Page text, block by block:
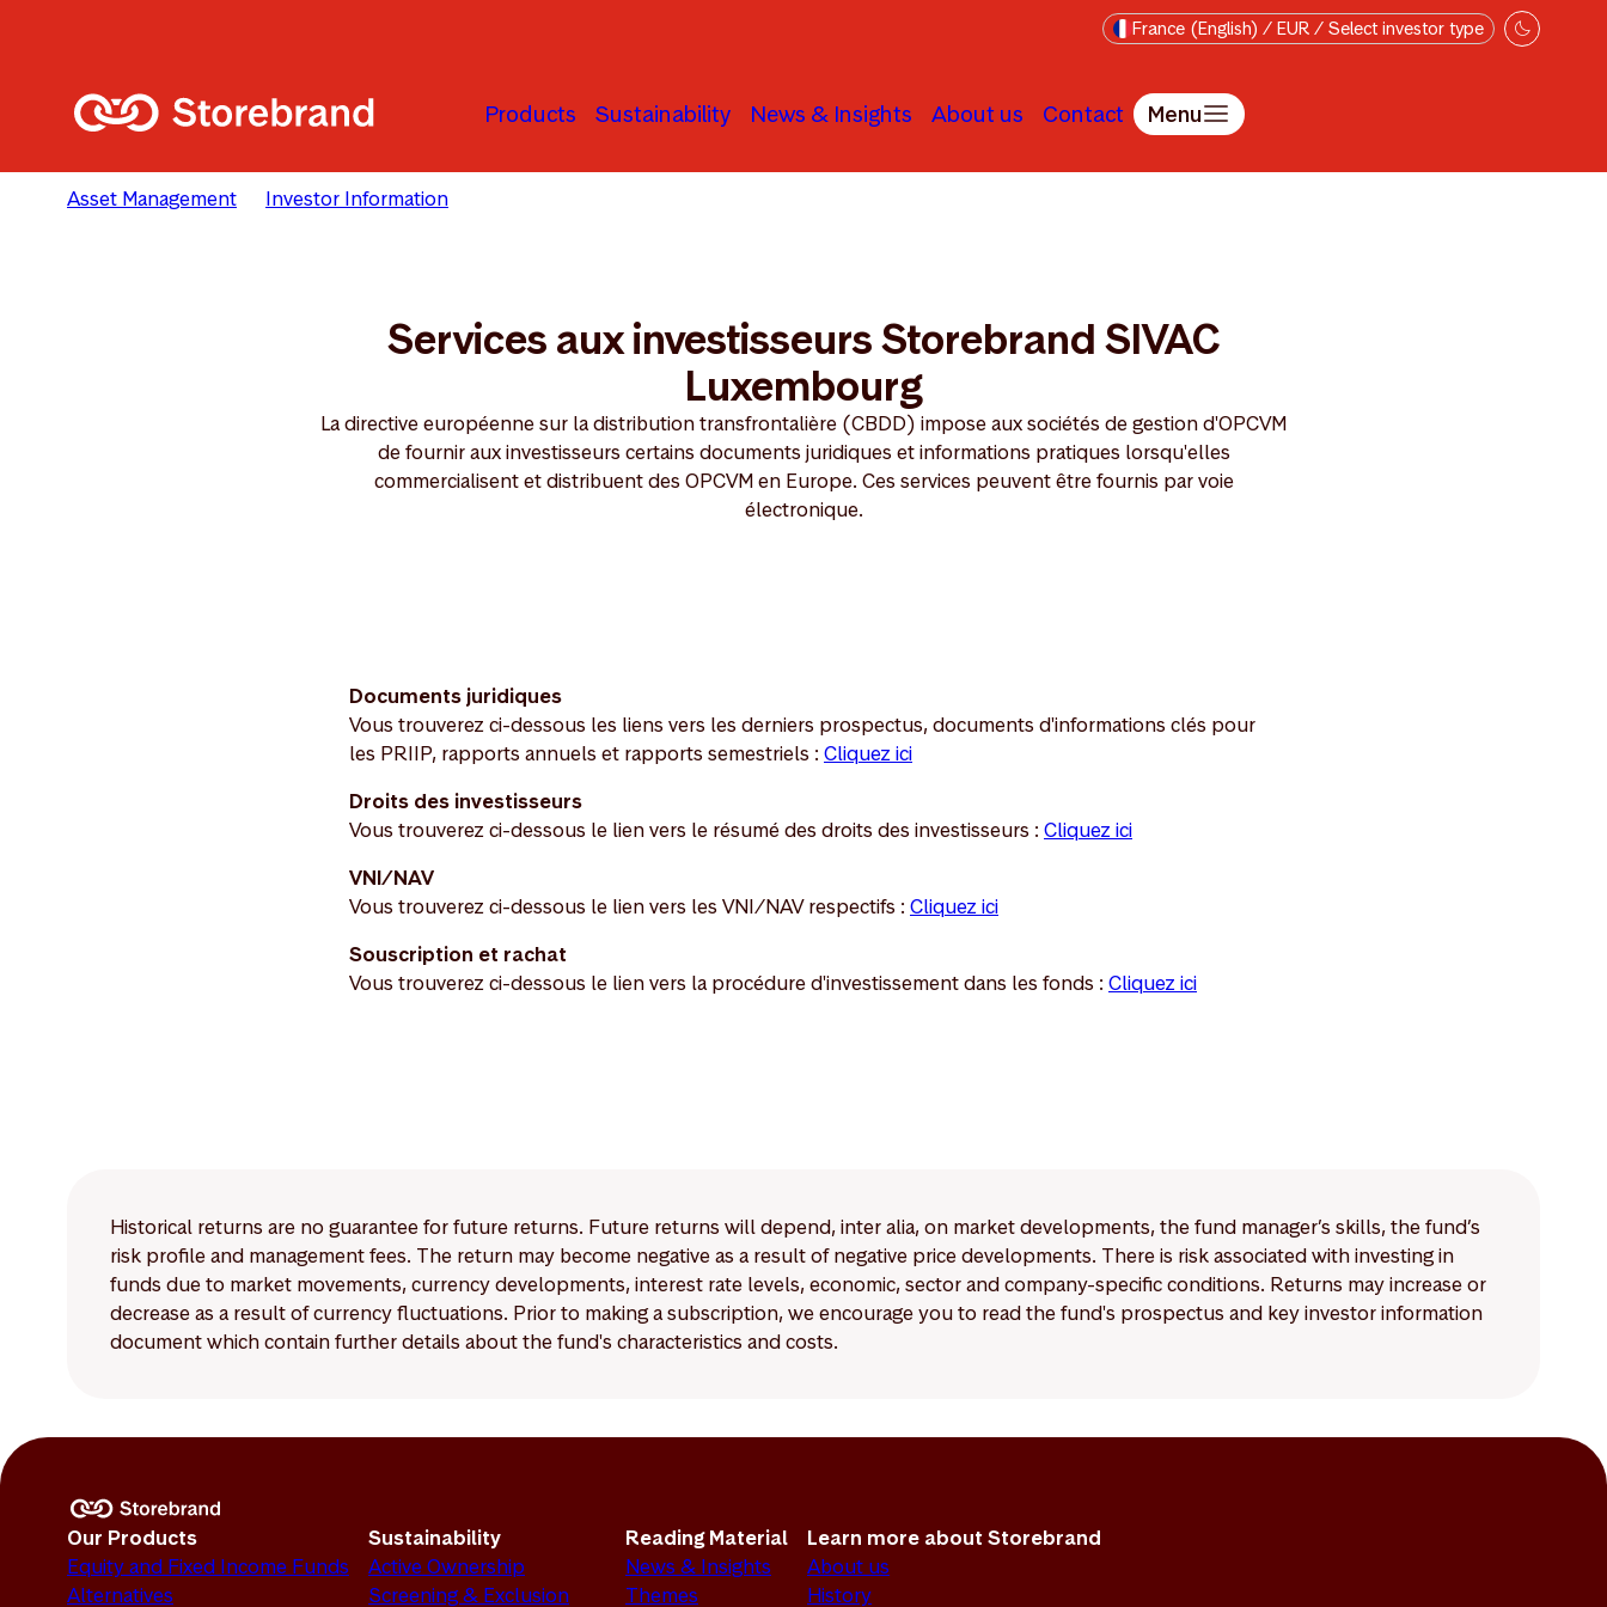
France (English) / EUR / Select investor type
Products Sustainability News & Insights About us Contact Menu
Asset Management Investor Information
Services aux investisseurs Storebrand SIVAC
Luxembourg
La directive européenne sur la distribution transfrontalière (CBDD) impose aux sociétés de gestion d'OPCVM
de fournir aux investisseurs certains documents juridiques et informations pratiques lorsqu'elles
commercialisent et distribuent des OPCVM en Europe. Ces services peuvent être fournis par voie
électronique.
Documents juridiques
Vous trouverez ci-dessous les liens vers les derniers prospectus, documents d'informations clés pour
les PRIIP, rapports annuels et rapports semestriels : Cliquez ici
Droits des investisseurs
Vous trouverez ci-dessous le lien vers le résumé des droits des investisseurs : Cliquez ici
VNI/NAV
Vous trouverez ci-dessous le lien vers les VNI/NAV respectifs : Cliquez ici
Souscription et rachat
Vous trouverez ci-dessous le lien vers la procédure d'investissement dans les fonds : Cliquez ici
Historical returns are no guarantee for future returns. Future returns will depend, inter alia, on market developments, the fund manager’s skills, the fund’s
risk profile and management fees. The return may become negative as a result of negative price developments. There is risk associated with investing in
funds due to market movements, currency developments, interest rate levels, economic, sector and company-specific conditions. Returns may increase or
decrease as a result of currency fluctuations. Prior to making a subscription, we encourage you to read the fund's prospectus and key investor information
document which contain further details about the fund's characteristics and costs.
Our Products
Equity and Fixed Income Funds
Alternatives
Sustainability
Active Ownership
Screening & Exclusion
Reading Material
News & Insights
Themes
Learn more about Storebrand
About us
History